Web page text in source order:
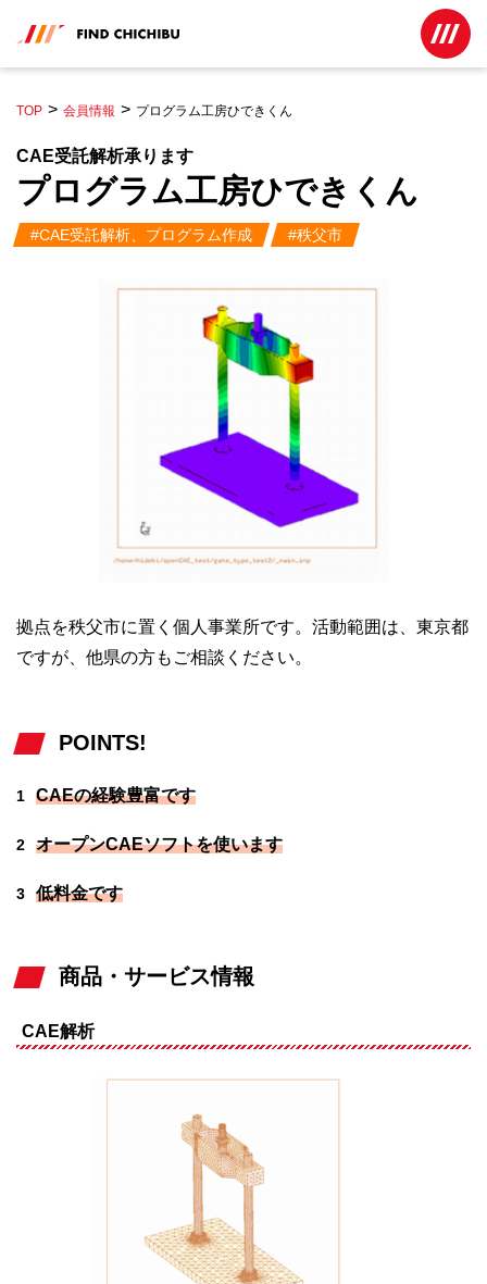
TOP 会員情報 プログラム工房ひできくん
CAE受託解析承ります
プログラム工房ひできくん
#CAE受託解析、プログラム作成 #秩父市
拠点を秩父市に置く個人事業所です。活動範囲は、東京都
ですが、他県の方もご相談ください。
POINTS!
1 CAEの経験豊富です
2 オープンCAEソフトを使います
3 低料金です
商品・サービス情報
CAE解析